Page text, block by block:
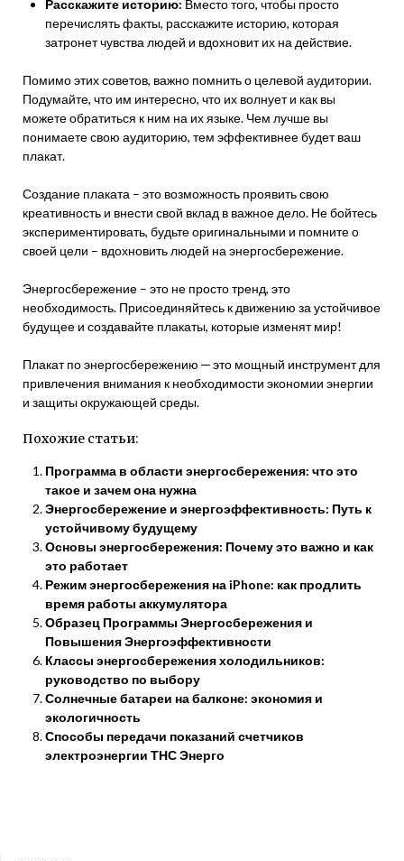
Расскажите историю: Вместо того, чтобы просто
перечислять факты, расскажите историю, которая
затронет чувства людей и вдохновит их на действие.
Помимо этих советов, важно помнить о целевой аудитории.
Подумайте, что им интересно, что их волнует и как вы
можете обратиться к ним на их языке. Чем лучше вы
понимаете свою аудиторию, тем эффективнее будет ваш
плакат.
Создание плаката – это возможность проявить свою
креативность и внести свой вклад в важное дело. Не бойтесь
экспериментировать, будьте оригинальными и помните о
своей цели – вдохновить людей на энергосбережение.
Энергосбережение – это не просто тренд, это
необходимость. Присоединяйтесь к движению за устойчивое
будущее и создавайте плакаты, которые изменят мир!
Плакат по энергосбережению ─ это мощный инструмент для
привлечения внимания к необходимости экономии энергии
и защиты окружающей среды.
Похожие статьи:
Программа в области энергосбережения: что это
такое и зачем она нужна
Энергосбережение и энергоэффективность: Путь к
устойчивому будущему
Основы энергосбережения: Почему это важно и как
это работает
Режим энергосбережения на iPhone: как продлить
время работы аккумулятора
Образец Программы Энергосбережения и
Повышения Энергоэффективности
Классы энергосбережения холодильников:
руководство по выбору
Солнечные батареи на балконе: экономия и
экологичность
Способы передачи показаний счетчиков
электроэнергии ТНС Энерго